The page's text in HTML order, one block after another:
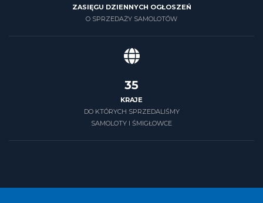
ZASIĘGU DZIENNYCH OGŁOSZEŃ
O SPRZEDAŻY SAMOLOTÓW
39
KRAJE
DO KTÓRYCH SPRZEDALIŚMY
SAMOLOTY I ŚMIGŁOWCE